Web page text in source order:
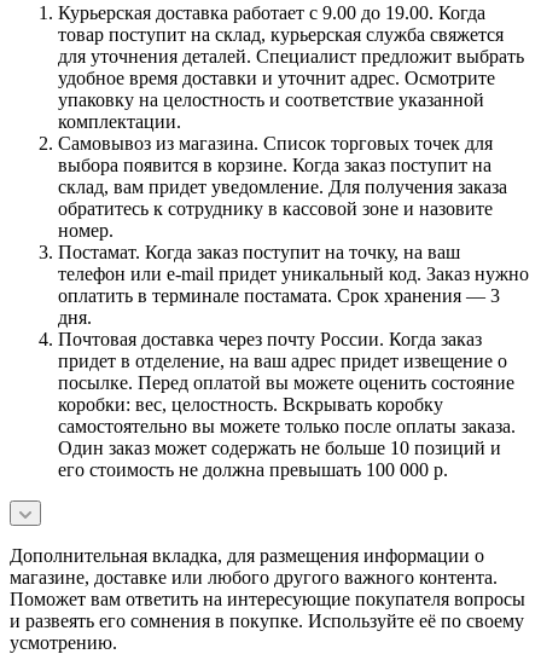
Курьерская доставка работает с 9.00 до 19.00. Когда
товар поступит на склад, курьерская служба свяжется
для уточнения деталей. Специалист предложит выбрать
удобное время доставки и уточнит адрес. Осмотрите
упаковку на целостность и соответствие указанной
комплектации.
Самовывоз из магазина. Список торговых точек для
выбора появится в корзине. Когда заказ поступит на
склад, вам придет уведомление. Для получения заказа
обратитесь к сотруднику в кассовой зоне и назовите
номер.
Постамат. Когда заказ поступит на точку, на ваш
телефон или e-mail придет уникальный код. Заказ нужно
оплатить в терминале постамата. Срок хранения — 3
дня.
Почтовая доставка через почту России. Когда заказ
придет в отделение, на ваш адрес придет извещение о
посылке. Перед оплатой вы можете оценить состояние
коробки: вес, целостность. Вскрывать коробку
самостоятельно вы можете только после оплаты заказа.
Один заказ может содержать не больше 10 позиций и
его стоимость не должна превышать 100 000 р.
Дополнительная вкладка, для размещения информации о
магазине, доставке или любого другого важного контента.
Поможет вам ответить на интересующие покупателя вопросы
и развеять его сомнения в покупке. Используйте её по своему
усмотрению.